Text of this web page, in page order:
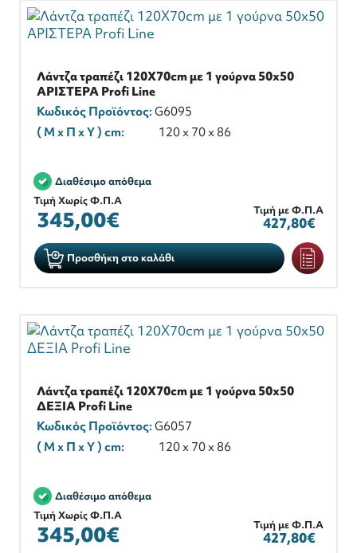
Λάντζα τραπέζι 120X70cm με 1 γούρνα 50x50
ΑΡΙΣΤΕΡΑ Profi Line
Κωδικός Προϊόντος:G6095
( M x Π x Y ) cm:
120 x 70 x 86
Διαθέσιμο απόθεμα
Τιμή Χωρίς Φ.Π.Α
345,00€ Τιμή με Φ.Π.Α
427,80€
Προσθήκη στο καλάθι
Λάντζα τραπέζι 120X70cm με 1 γούρνα 50x50
ΔΕΞΙΑ Profi Line
Κωδικός Προϊόντος:G6057
( M x Π x Y ) cm:
120 x 70 x 86
Διαθέσιμο απόθεμα
Τιμή Χωρίς Φ.Π.Α
345,00€ Τιμή με Φ.Π.Α
427,80€